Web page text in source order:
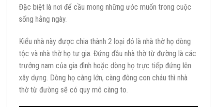
Đặc biệt là nơi để cầu mong những ước muốn trong cuộc
sống hằng ngày.
Kiểu nhà này được chia thành 2 loại đó là nhà thờ họ dòng
tộc và nhà thờ họ tư gia. Đứng đầu nhà thờ từ đường là các
trưởng nam của gia đình hoặc dòng họ trực tiếp đứng lên
xây dựng. Dòng họ càng lớn, càng đông con cháu thì nhà
thờ từ đường sẽ có quy mô càng to.